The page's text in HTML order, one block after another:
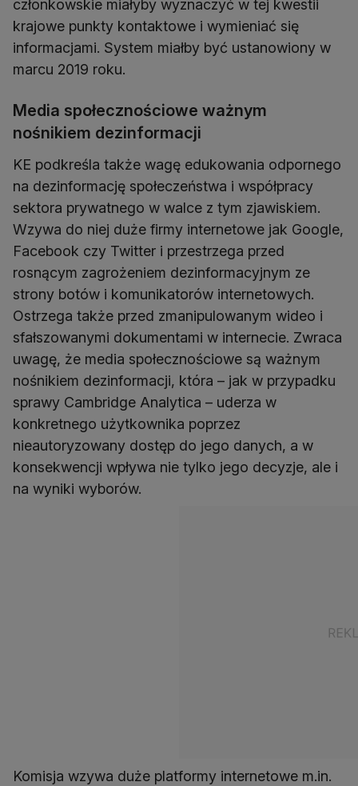
członkowskie miałyby wyznaczyć w tej kwestii
krajowe punkty kontaktowe i wymieniać się
informacjami. System miałby być ustanowiony w
marcu 2019 roku.
Media społecznościowe ważnym
nośnikiem dezinformacji
KE podkreśla także wagę edukowania odpornego
na dezinformację społeczeństwa i współpracy
sektora prywatnego w walce z tym zjawiskiem.
Wzywa do niej duże firmy internetowe jak Google,
Facebook czy Twitter i przestrzega przed
rosnącym zagrożeniem dezinformacyjnym ze
strony botów i komunikatorów internetowych.
Ostrzega także przed zmanipulowanym wideo i
sfałszowanymi dokumentami w internecie. Zwraca
uwagę, że media społecznościowe są ważnym
nośnikiem dezinformacji, która – jak w przypadku
sprawy Cambridge Analytica – uderza w
konkretnego użytkownika poprzez
nieautoryzowany dostęp do jego danych, a w
konsekwencji wpływa nie tylko jego decyzje, ale i
na wyniki wyborów.
Komisja wzywa duże platformy internetowe m.in.